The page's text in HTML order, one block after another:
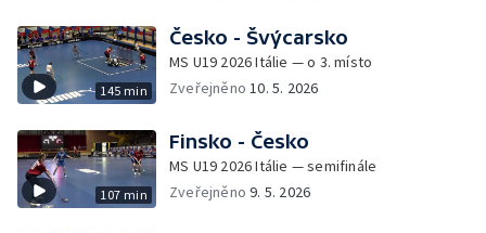
145 min
Česko - Švýcarsko
MS U19 2026 Itálie — o 3. místo
Zveřejněno10. 5. 2026
107 min
Finsko - Česko
MS U19 2026 Itálie — semifinále
Zveřejněno9. 5. 2026